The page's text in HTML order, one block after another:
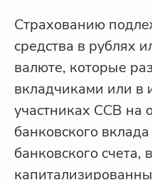
Страхованию
средства в рублях
валюте, которые
вкладчиками или в
участниках ССВ на
банковского
банковского счета,